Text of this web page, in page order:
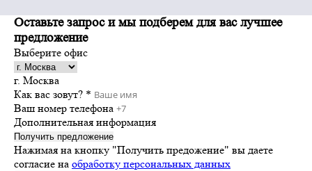
Оставьте запрос и мы подберемдля вас лучшее
предложение
Выберите офис
г. Москва
Как вас зовут? *
Ваш номер телефона
Дополнительная информация
Получить предложение
Нажимая на кнопку "Получить предожение" вы даете
согласие на обработку персональных данных